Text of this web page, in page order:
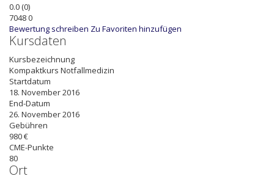
0.0(0)
70480
Bewertung schreiben Zu Favoriten hinzufügen
Kursdaten
Kursbezeichnung
Kompaktkurs Notfallmedizin
Startdatum
18. November 2016
End-Datum
26. November 2016
Gebühren
980 €
CME-Punkte
80
Ort